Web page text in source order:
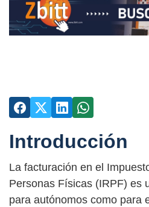
Introducción
La facturación en el
Personas Físicas (IRPF) es
para autónomos como para